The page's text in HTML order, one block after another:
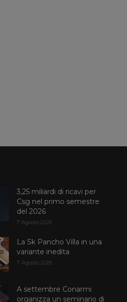
3,25 miliardi di ricavi per
Csg nel primo semestre
del 2026
7 Agosto 2026
La Sk Pancho Villa in una
variante inedita
7 Agosto 2026
A settembre Conarmi
organizza un seminario di